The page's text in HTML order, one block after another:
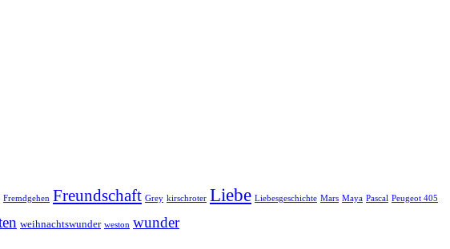
Fremdgehen Freundschaft Grey kirschroter Liebe Liebesgeschichte Mars Maya Pascal Peugeot 405
weihnachtswunder weston wunder